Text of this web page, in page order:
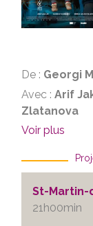
De : Georgi
Avec : Arif
Zlatanova
Voir plus
St-Martin-
21h00min